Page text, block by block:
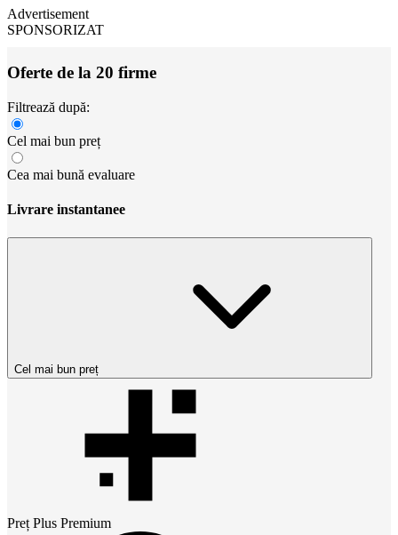
Advertisement
SPONSORIZAT
Oferte de la 20 firme
Filtrează după:
Cel mai bun preț
Cea mai bună evaluare
Livrare instantanee
Cel mai bun preț
Preț Plus Premium